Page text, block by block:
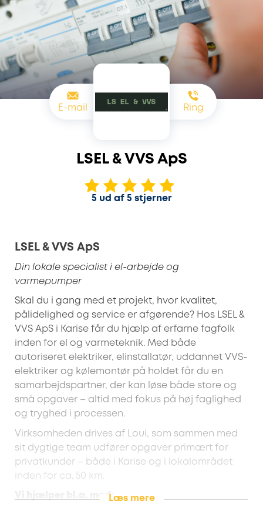
E-mail Ring
LSEL & VVS ApS
5 ud af 5 stjerner
LSEL & VVS ApS
Din lokale specialist i el-arbejde og
varmepumper
Skal du i gang med et projekt, hvor kvalitet,
pålidelighed og service er afgørende? Hos LSEL &
VVS ApS i Karise får du hjælp af erfarne fagfolk
inden for el og varmeteknik. Med både
autoriseret elektriker, elinstallatør, uddannet VVS-
elektriker og kølemontør på holdet får du en
samarbejdspartner, der kan løse både store og
små opgaver – altid med fokus på høj faglighed
og tryghed i processen.
Virksomheden drives af Loui, som sammen med
sit dygtige team udfører opgaver primært for
privatkunder – både i Karise og i lokalområdet
inden for ca. 50 km.
Vi hjælper bl.a. med:Læs mere